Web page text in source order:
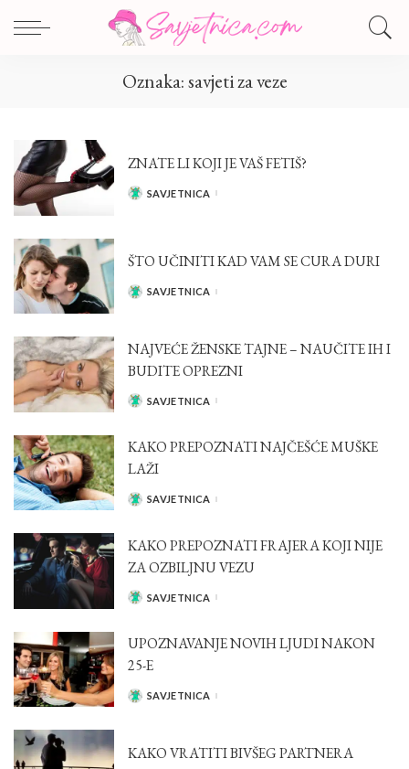
Oznaka:savjeti za veze
ZNATE LI KOJI JE VAŠ FETIŠ?
POSTED
SAVJETNICA
ŠTO UČINITI KAD VAM SE CURA DURI
POSTED
SAVJETNICA
NAJVEĆE ŽENSKE TAJNE – NAUČITE IH I
BUDITE OPREZNI
POSTED
SAVJETNICA
KAKO PREPOZNATI NAJČEŠĆE MUŠKE
LAŽI
POSTED
SAVJETNICA
KAKO PREPOZNATI FRAJERA KOJI NIJE
ZA OZBILJNU VEZU
POSTED
SAVJETNICA
UPOZNAVANJE NOVIH LJUDI NAKON
25-E
POSTED
SAVJETNICA
KAKO VRATITI BIVŠEG PARTNERA